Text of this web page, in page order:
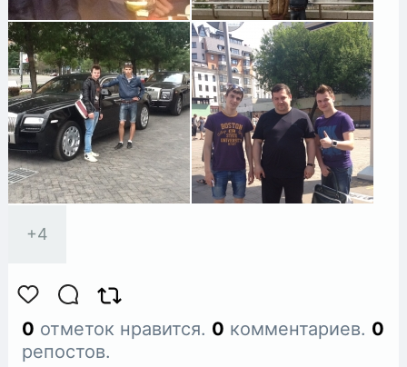
больше увеличивает расстояние
между вами. Потому что может прийти
день, когда расстояние станет так
велико, что вы не найдете обратного
пути.
+4
0 отметок нравится. 0 комментариев. 0
репостов.